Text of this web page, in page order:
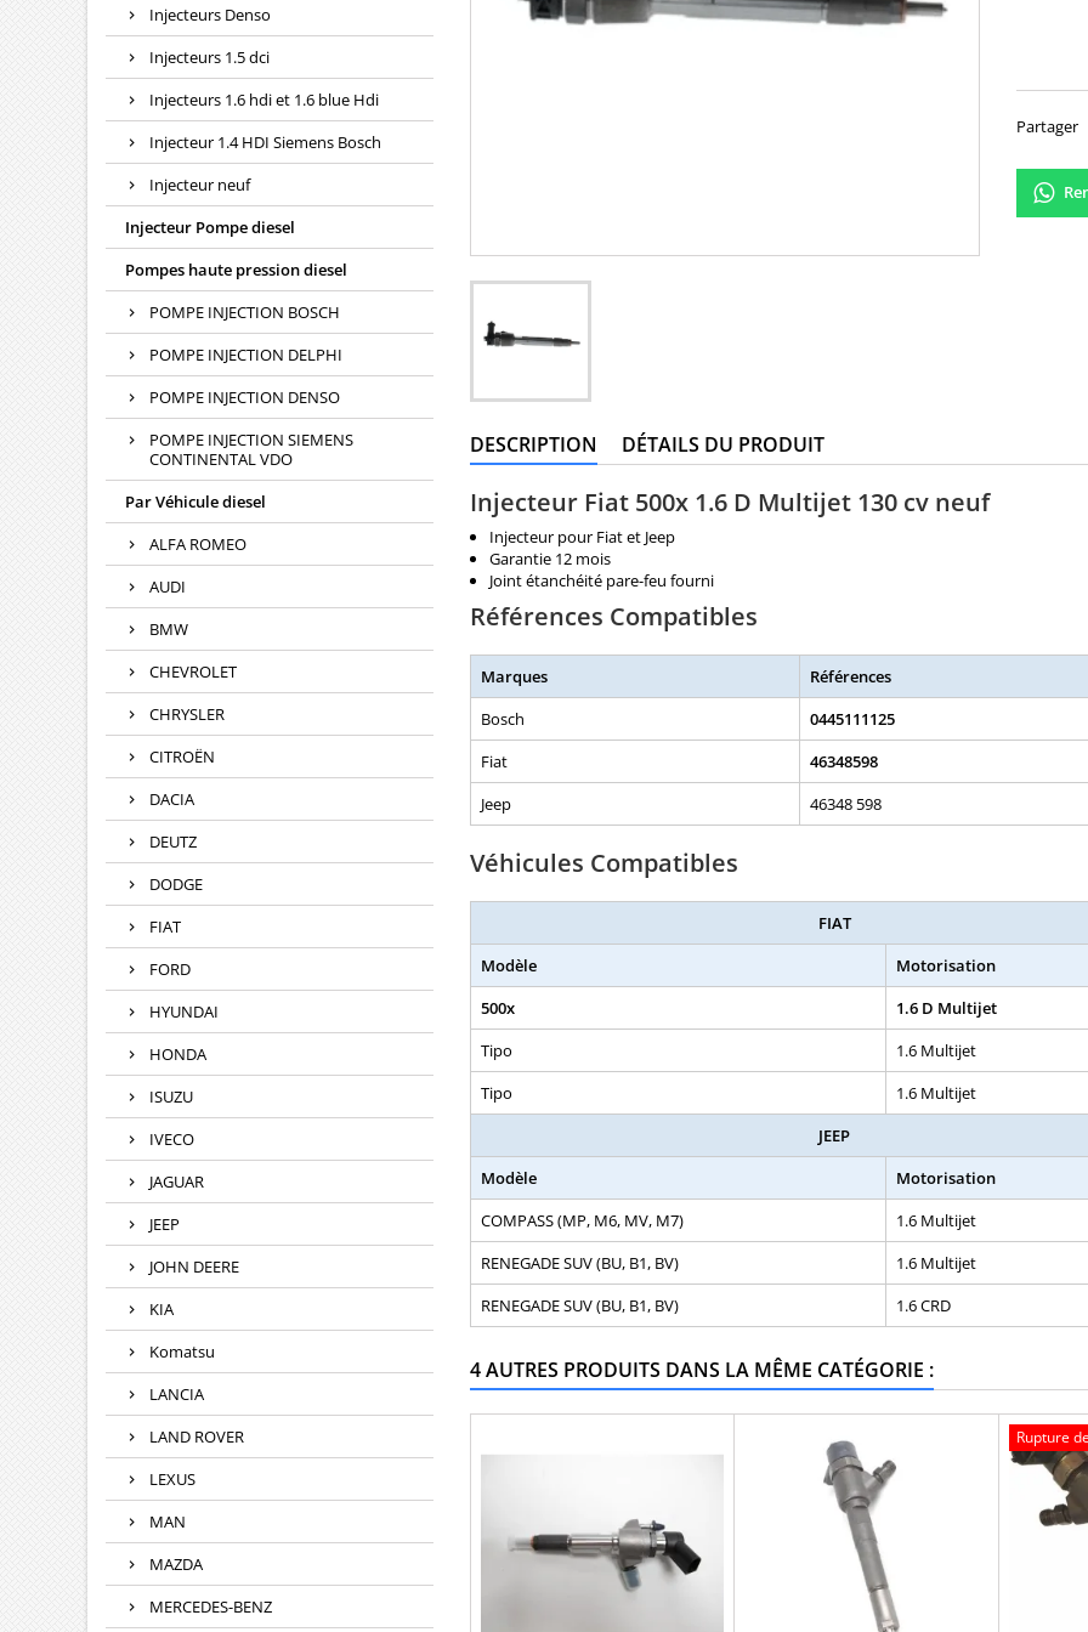
Injecteurs Denso
Injecteurs 1.5 dci
Injecteurs 1.6 hdi et 1.6 blue Hdi
Injecteur 1.4 HDI Siemens Bosch
Injecteur neuf
Injecteur Pompe diesel
Pompes haute pression diesel
POMPE INJECTION BOSCH
POMPE INJECTION DELPHI
POMPE INJECTION DENSO
POMPE INJECTION SIEMENS
CONTINENTAL VDO
Par Véhicule diesel
ALFA ROMEO
AUDI
BMW
CHEVROLET
CHRYSLER
CITROËN
DACIA
DEUTZ
DODGE
FIAT
FORD
HYUNDAI
HONDA
ISUZU
IVECO
JAGUAR
JEEP
JOHN DEERE
KIA
Komatsu
LANCIA
LAND ROVER
LEXUS
MAN
MAZDA
MERCEDES-BENZ
Partager
DESCRIPTION DÉTAILS DU PRODUIT
Injecteur Fiat 500x 1.6 D Multijet 130 cv neuf
Injecteur pour Fiat et Jeep
Garantie 12 mois
Joint étanchéité pare-feu fourni
Références Compatibles
Marques
Références
Bosch
0445111125
Fiat
46348598
Jeep
46348 598
Véhicules Compatibles
FIAT
Modèle
Motorisation
500x
1.6 D Multijet
Tipo
1.6 Multijet
Tipo
1.6 Multijet
JEEP
Modèle
Motorisation
COMPASS (MP, M6, MV, M7)
1.6 Multijet
RENEGADE SUV (BU, B1, BV)
1.6 Multijet
RENEGADE SUV (BU, B1, BV)
1.6 CRD
4 AUTRES PRODUITS DANS LA MÊME CATÉGORIE :
Rupture